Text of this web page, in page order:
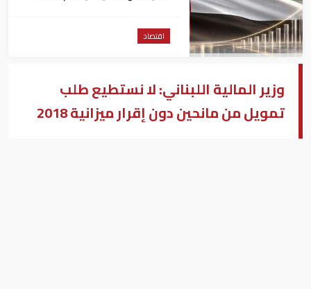
اقتصاد
وزير المالية اللبناني: لا نستطيع طلب
تمويل من مانحين دون إقرار ميزانية 2018